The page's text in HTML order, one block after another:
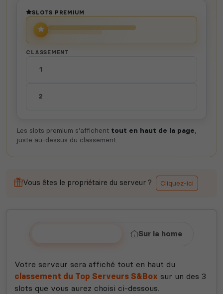
SLOTS PREMIUM
CLASSEMENT
1
2
Les slots premium s'affichent tout en haut de la page,
juste au-dessus du classement.
Vous êtes le propriétaire du serveur ? Cliquez-ici
Sur la home
Votre serveur sera affiché tout en haut du
classement du Top Serveurs S&Box sur un des 3
slots que vous aurez choisi ci-dessous.